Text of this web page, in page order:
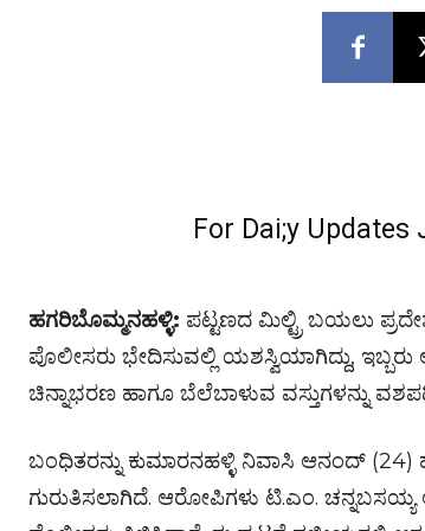
For Dai;y
ಹಗರಿಬೊಮ್ಮನಹಳ್ಳಿ: ಪಟ್ಟಣದ ಮಿಲ್ಟ್ರಿ ಬಯಲು
ಪೊಲೀಸರು ಭೇದಿಸುವಲ್ಲಿ ಯಶಸ್ವಿಯಾಗಿದ್ದು,
ಚಿನ್ನಾಭರಣ ಹಾಗೂ ಬೆಲೆಬಾಳುವ ವಸ್ತುಗಳನ್ನು
ಬಂಧಿತರನ್ನು ಕುಮಾರನಹಳ್ಳಿ ನಿವಾಸಿ ಆನಂದ್
ಗುರುತಿಸಲಾಗಿದೆ. ಆರೋಪಿಗಳು ಟಿ.ಎಂ.